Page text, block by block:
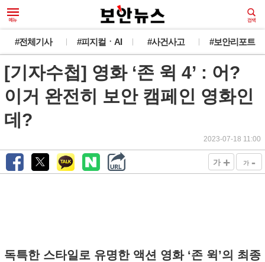
#전체기사 #피지컬ㆍAI #사건사고 #보안리포트
[기자수첩] 영화 ‘존 윅 4’ : 어?
이거 완전히 보안 캠페인 영화인
데?
2023-07-18 11:00
가 + 가 -
독특한 스타일로 유명한 액션 영화 ‘존 윅’의 최종